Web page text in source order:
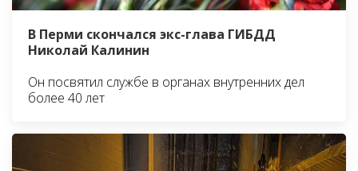
В Перми скончался экс-глава ГИБДД
Николай Калинин
Он посвятил службе в органах внутренних дел
более 40 лет